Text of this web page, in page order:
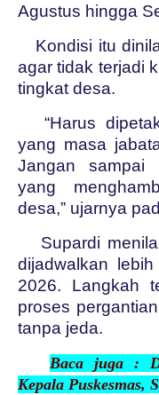
Agustus hingga
Kondisi itu
agar tidak terjadi
tingkat desa.
“Harus
yang masa
Jangan sampai
yang
desa,” ujarnya
Supardi
dijadwalkan
2026. Langkah
proses
tanpa jeda.
Baca juga :
Kepala Puskesmas,